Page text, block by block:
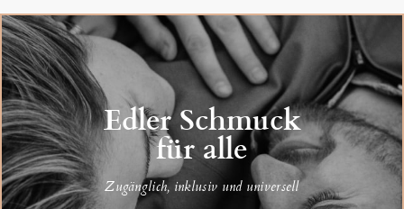
Edler Schmuck
für alle
Zugänglich, inklusiv und universell